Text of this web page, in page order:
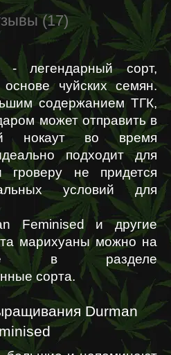
(17)
- легендарный сорт,
чуйских семян.
содержанием ТГК,
может отправить в
нокаут во время
подходит для
не придется
условий для
Feminised и другие
марихуаны можно на
в разделе
сорта.
Durman